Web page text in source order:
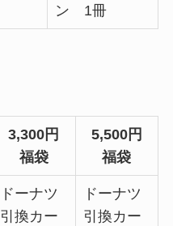
ン 1冊
3,300円
福袋
5,500円
福袋
ドーナツ
引換カー
ドーナツ
引換カー